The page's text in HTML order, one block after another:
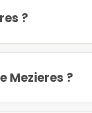
?
Mezieres ?